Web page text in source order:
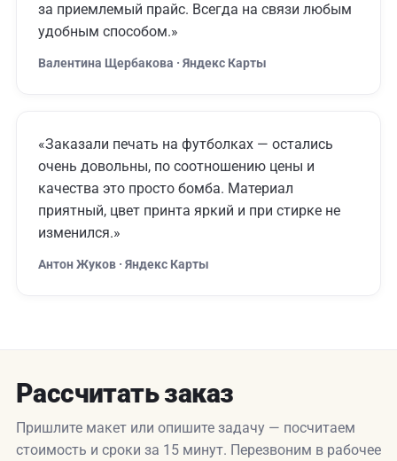
за приемлемый прайс. Всегда на связи любым
удобным способом.»
Валентина Щербакова · Яндекс Карты
«Заказали печать на футболках — остались
очень довольны, по соотношению цены и
качества это просто бомба. Материал
приятный, цвет принта яркий и при стирке не
изменился.»
Антон Жуков · Яндекс Карты
Рассчитать заказ
Пришлите макет или опишите задачу — посчитаем
стоимость и сроки за 15 минут. Перезвоним в рабочее